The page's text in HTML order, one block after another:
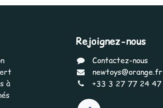
à
Rejoignez-nous
Contactez-nous
newtoys@orange.fr
+33 3 27 77 24 47